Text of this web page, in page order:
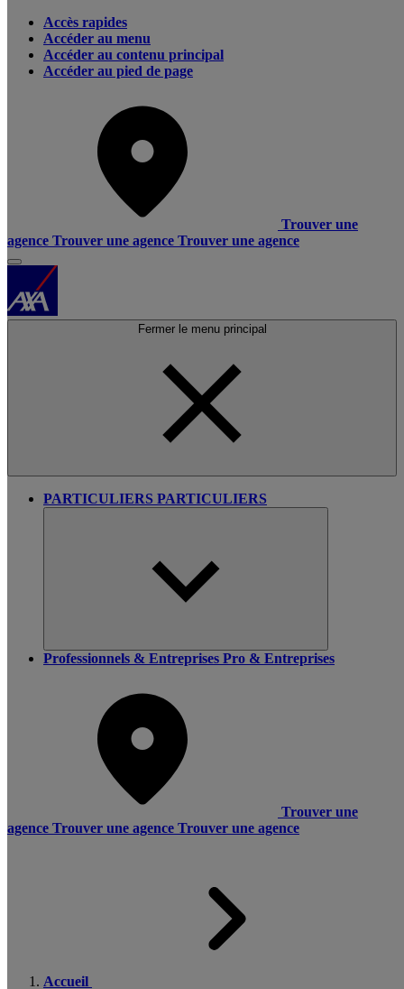
Accès rapides
Accéder au menu
Accéder au contenu principal
Accéder au pied de page
Trouver une
agence Trouver une agence Trouver une agence
Fermer le menu principal
PARTICULIERS PARTICULIERS
Professionnels & Entreprises Pro & Entreprises
Trouver une
agence Trouver une agence Trouver une agence
Accueil